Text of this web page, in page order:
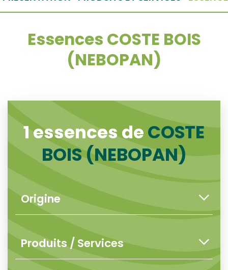
Essences COSTE BOIS
(NEBOPAN)
1 essences deCOSTE
BOIS (NEBOPAN)